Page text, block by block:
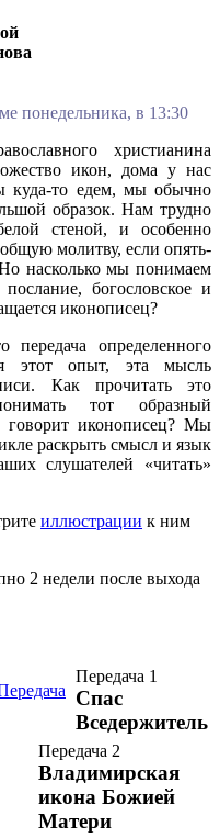
понедельника, в 13:30
христианина
икон, дома у нас
куда-то едем, мы обычно
образок. Нам трудно
стеной, и особенно
молитву, если опять-
насколько мы понимаем
богословское и
иконописец?
определенного
этот опыт, эта мысль
Как прочитать это
тот образный
говорит иконописец? Мы
раскрыть смысл и язык
слушателей «читать»
иллюстрации к ним
2 недели после выхода
Передача 1
Спас
Вседержитель
Передача 2
Владимирская
икона Божией
Матери